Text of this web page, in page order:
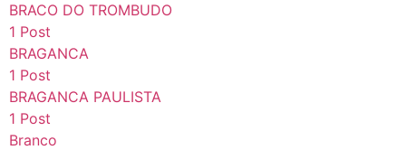
BRACO DO TROMBUDO
1 Post
BRAGANCA
1 Post
BRAGANCA PAULISTA
1 Post
Branco